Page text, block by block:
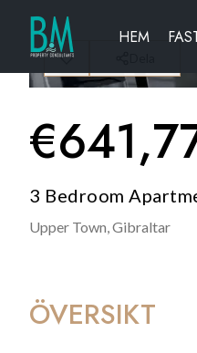
HEM
€
3 Bedroom
Upper Town,Gibraltar
ÖVERSIKT